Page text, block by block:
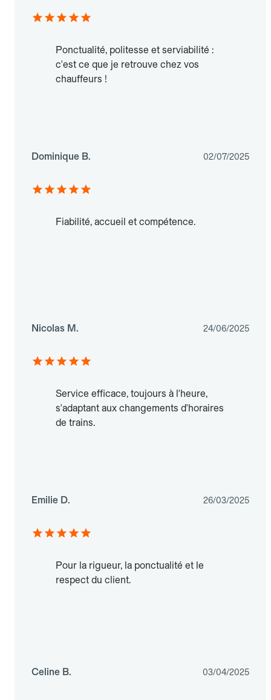
Ponctualité, politesse et serviabilité :
c'est ce que je retrouve chez vos
chauffeurs !
Dominique B. 02/07/2025
Fiabilité, accueil et compétence.
Nicolas M. 24/06/2025
Service efficace, toujours à l'heure,
s'adaptant aux changements d'horaires
de trains.
Emilie D. 26/03/2025
Pour la rigueur, la ponctualité et le
respect du client.
Celine B. 03/04/2025